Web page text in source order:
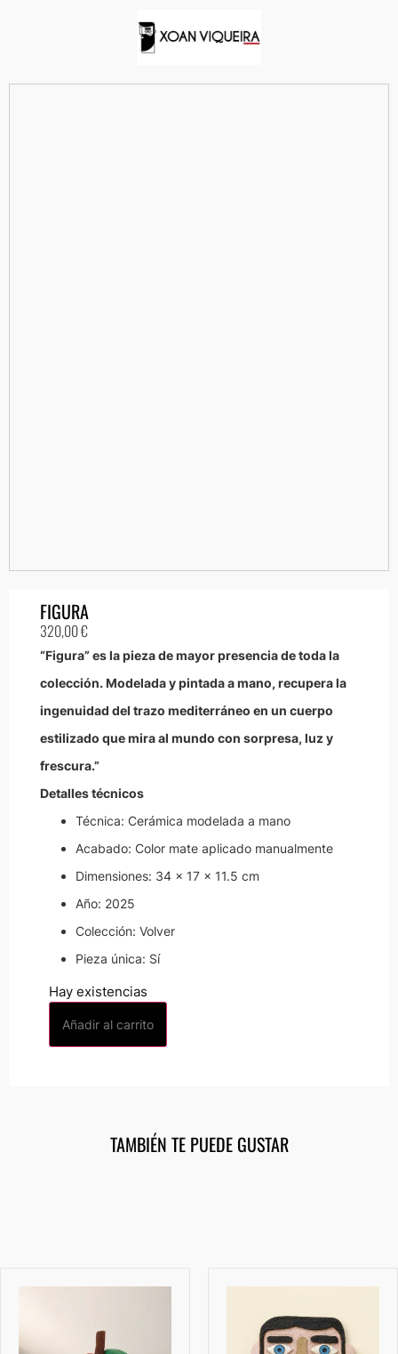
FIGURA
320,00€
“Figura” es la pieza de mayor presencia de toda la
colección. Modelada y pintada a mano, recupera la
ingenuidad del trazo mediterráneo en un cuerpo
estilizado que mira al mundo con sorpresa, luz y
frescura.”
Detalles técnicos
Técnica: Cerámica modelada a mano
Acabado: Color mate aplicado manualmente
Dimensiones: 34 × 17 × 11.5 cm
Año: 2025
Colección: Volver
Pieza única: Sí
Hay existencias
Añadir al carrito
TAMBIÉN TE PUEDE GUSTAR